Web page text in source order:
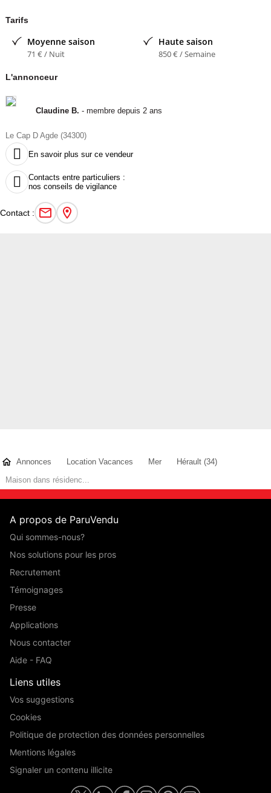
Tarifs
Moyenne saison
71 € / Nuit
Haute saison
850 € / Semaine
L'annonceur
Claudine B. - membre depuis 2 ans
Le Cap D Agde (34300)
 En savoir plus sur ce vendeur

Contacts entre particuliers :
nos conseils de vigilance
Contact :
Annonces Location Vacances Mer
Hérault (34)
Maison dans résidenc...
A propos de ParuVendu
Qui sommes-nous?
Nos solutions pour les pros
Recrutement
Témoignages
Presse
Applications
Nous contacter
Aide - FAQ
Liens utiles
Vos suggestions
Cookies
Politique de protection des données personnelles
Mentions légales
Signaler un contenu illicite